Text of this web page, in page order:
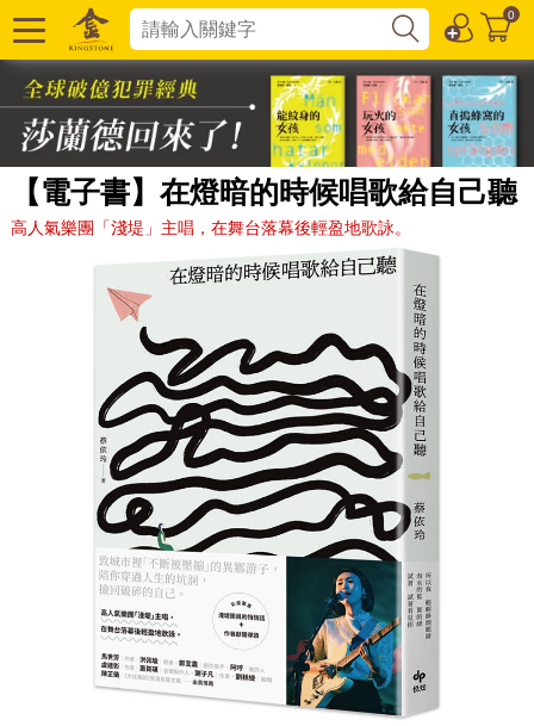
0
【電子書】在燈暗的時候唱歌給自己聽
高人氣樂團「淺堤」主唱，在舞台落幕後輕盈地歌詠。